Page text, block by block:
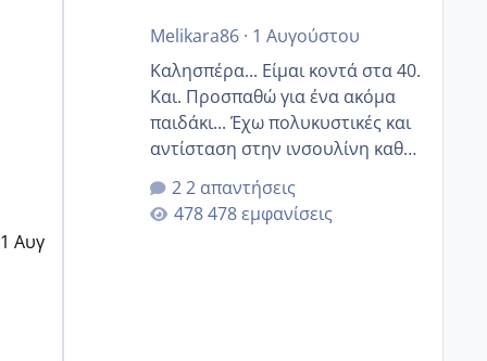
1 Αυγ
Melikara86· 1 Αυγούστου
Καλησπέρα... Είμαι κοντά στα 40.
Και. Προσπαθώ για ένα ακόμα
παιδάκι... Έχω πολυκυστικές και
αντίσταση στην ινσουλίνη καθώς
και χάσιμοτο! Έχω λίγα κιλά
παραπάνω και όσο κ αν
προσπαθώ δεν χάνω εύκολα!
2 απαντήσεις
478 εμφανίσεις